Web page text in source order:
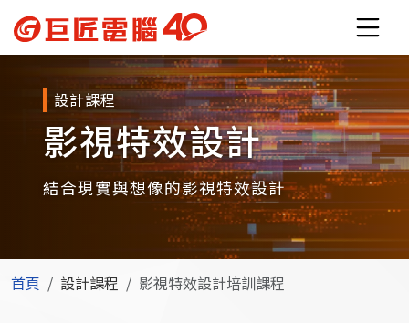
設計課程
影視特效設計
結合現實與想像的影視特效設計
首頁 設計課程 影視特效設計培訓課程